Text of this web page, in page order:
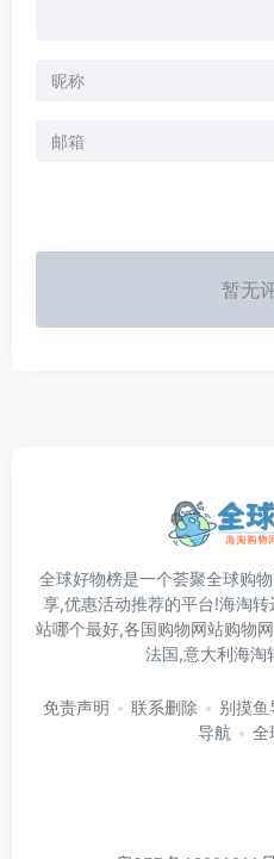
暂无
全球好物榜是一个荟聚全球购
享,优惠活动推荐的平台!海淘
站哪个最好,各国购物网站购物
法国,意大利海淘
免责声明 联系删除 别摸鱼
导航
全